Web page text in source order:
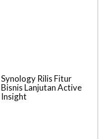
Synology Rilis Fitur
Bisnis Lanjutan Active
Insight